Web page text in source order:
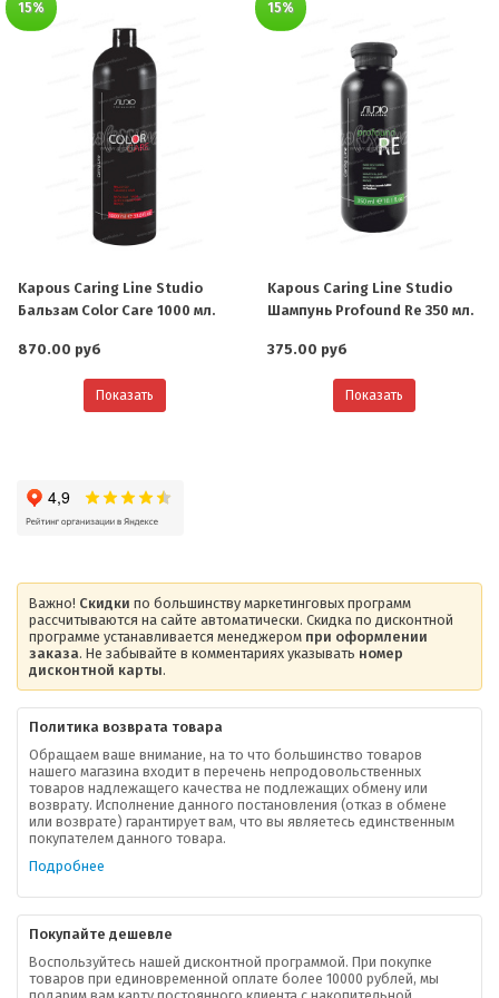
15%
Kapous Caring Line Studio
Бальзам Color Care 1000 мл.
870.00 руб
Показать
15%
Kapous Caring Line Studio
Шампунь Profound Re 350 мл.
375.00 руб
Показать
Важно! Скидки по большинству маркетинговых программ
рассчитываются на сайте автоматически. Скидка по дисконтной
программе устанавливается менеджером при оформлении
заказа. Не забывайте в комментариях указывать номер
дисконтной карты.
Политика возврата товара
Обращаем ваше внимание, на то что большинство товаров
нашего магазина входит в перечень непродовольственных
товаров надлежащего качества не подлежащих обмену или
возврату. Исполнение данного постановления (отказ в обмене
или возврате) гарантирует вам, что вы являетесь единственным
покупателем данного товара.
Подробнее
Покупайте дешевле
Воспользуйтесь нашей дисконтной программой. При покупке
товаров при единовременной оплате более 10000 рублей, мы
О компании
Ваша скидка
Контактная информация